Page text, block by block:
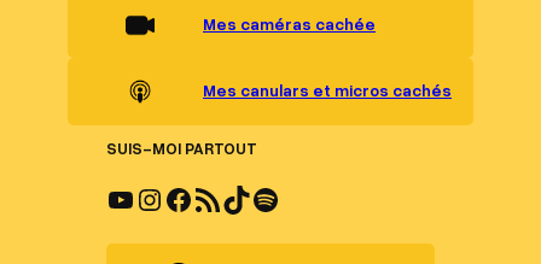
Mes caméras cachée
Mes canulars et micros cachés
SUIS-MOI PARTOUT
YouTube Instagram Facebook Flux RSS TikTok Spotify